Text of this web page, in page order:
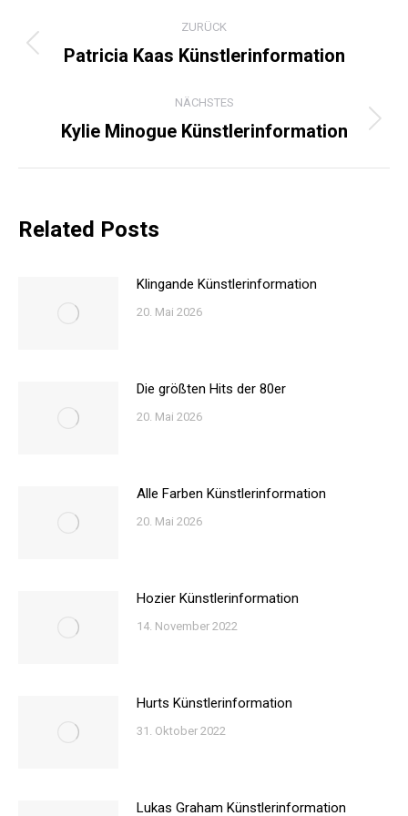
ZURÜCK
Vorheriger
Patricia Kaas Künstlerinformation
NÄCHSTES
Nächster
Kylie Minogue Künstlerinformation
Related Posts
Klingande Künstlerinformation
20. Mai 2026
Die größten Hits der 80er
20. Mai 2026
Alle Farben Künstlerinformation
20. Mai 2026
Hozier Künstlerinformation
14. November 2022
Hurts Künstlerinformation
31. Oktober 2022
Lukas Graham Künstlerinformation